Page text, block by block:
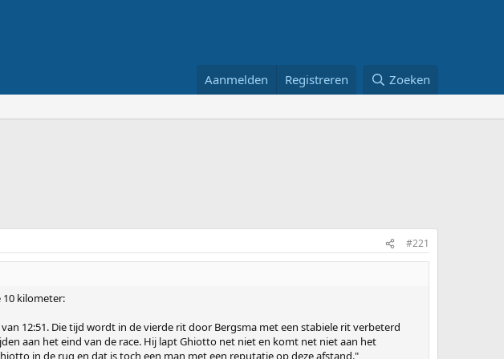
Aanmelden Registreren Zoeken
#221
10 kilometer:
12:51. Die tijd wordt in de vierde rit door Bergsma met een stabiele rit verbeterd
aan het eind van de race. Hij lapt Ghiotto net niet en komt net niet aan het
in de rug en dat is toch een man met een reputatie op deze afstand."